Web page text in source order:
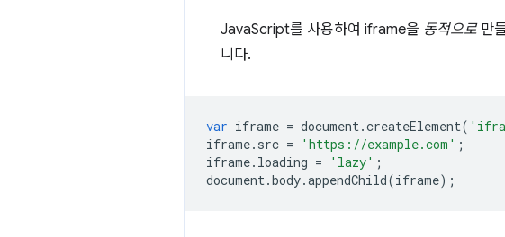
JavaScript를 사용하여 iframe을 동적으로만
니다.
var iframe = document.createElement(
iframe. src = 'https://example.com' ;
iframe. loading = 'lazy' ;
document.body.appendChild(iframe);